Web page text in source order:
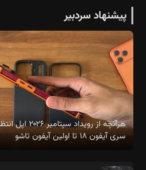
پیشنهاد سردبیر
هرآنچه از رویداد
سری آیفون ۱۸ تا اولین آیفون تاشو